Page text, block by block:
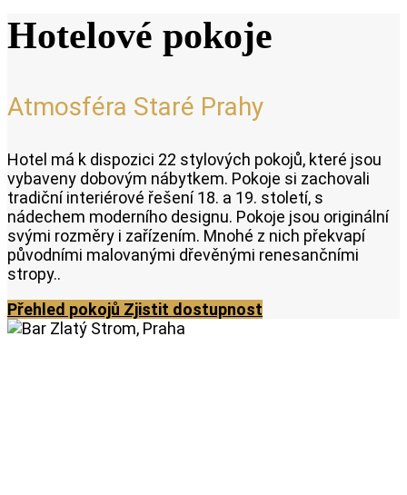
Hotelové pokoje
Atmosféra Staré Prahy
Hotel má k dispozici 22 stylových pokojů, které jsou
vybaveny dobovým nábytkem. Pokoje si zachovali
tradiční interiérové řešení 18. a 19. století, s
nádechem moderního designu. Pokoje jsou originální
svými rozměry i zařízením. Mnohé z nich překvapí
původními malovanými dřevěnými renesančními
stropy..
Přehled pokojů Zjistit dostupnost